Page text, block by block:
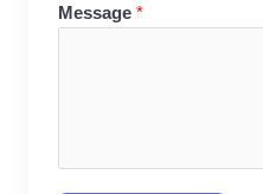
Message *